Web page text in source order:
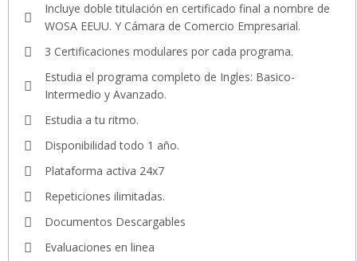
Incluye doble titulación en certificado final a nombre de
WOSA EEUU. Y Cámara de Comercio Empresarial.
3 Certificaciones modulares por cada programa.
Estudia el programa completo de Ingles: Basico-
Intermedio y Avanzado.
Estudia a tu ritmo.
Disponibilidad todo 1 año.
Plataforma activa 24x7
Repeticiones ilimitadas.
Documentos Descargables
Evaluaciones en linea